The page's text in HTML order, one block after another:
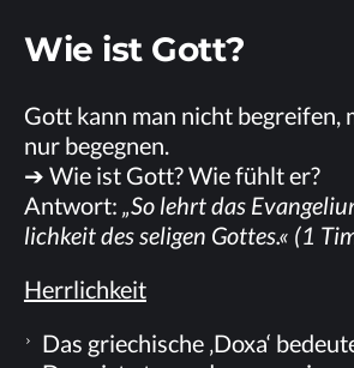
Wie ist Gott?
Gott kann man nicht be­grei­fen,
nur begegnen.
➔ Wie ist Gott? Wie fühlt er?
Ant­wort: „So lehrt das
lich­keit des se­li­gen Got­tes.« (1
Herr­lich­keit
Das grie­chi­sche ‚Doxa‘